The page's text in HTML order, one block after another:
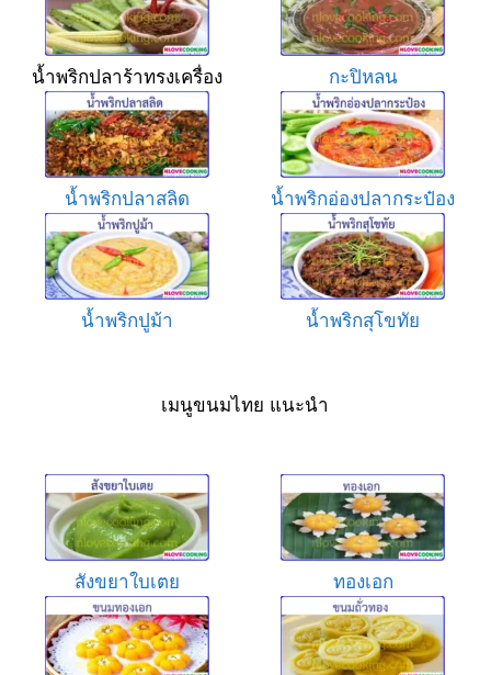
น้ำพริกปลาร้าทรงเครื่อง กะปิหลน
น้ำพริกปลาสลิด น้ำพริกอ่องปลากระป๋อง
น้ำพริกปูม้า น้ำพริกสุโขทัย
เมนูขนมไทย แนะนำ
สังขยาใบเตย ทองเอก